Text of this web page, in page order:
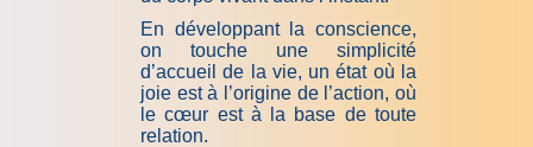
En développant la conscience,
on touche une simplicité
d’accueil de la vie, un état où la
joie est à l’origine de l’action, où
le cœur est à la base de toute
relation.